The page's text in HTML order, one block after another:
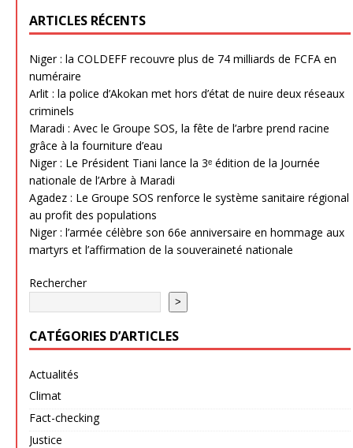
ARTICLES RÉCENTS
Niger : la COLDEFF recouvre plus de 74 milliards de FCFA en
numéraire
Arlit : la police d’Akokan met hors d’état de nuire deux réseaux
criminels
Maradi : Avec le Groupe SOS, la fête de l’arbre prend racine
grâce à la fourniture d’eau
Niger : Le Président Tiani lance la 3ᵉ édition de la Journée
nationale de l’Arbre à Maradi
Agadez : Le Groupe SOS renforce le système sanitaire régional
au profit des populations
Niger : l’armée célèbre son 66e anniversaire en hommage aux
martyrs et l’affirmation de la souveraineté nationale
Rechercher
>
CATÉGORIES D’ARTICLES
Actualités
Climat
Fact-checking
Justice